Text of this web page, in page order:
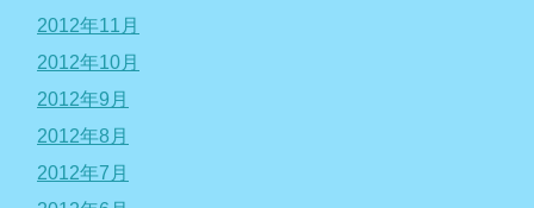
2012年11月
2012年10月
2012年9月
2012年8月
2012年7月